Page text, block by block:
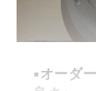
▪️オーダ